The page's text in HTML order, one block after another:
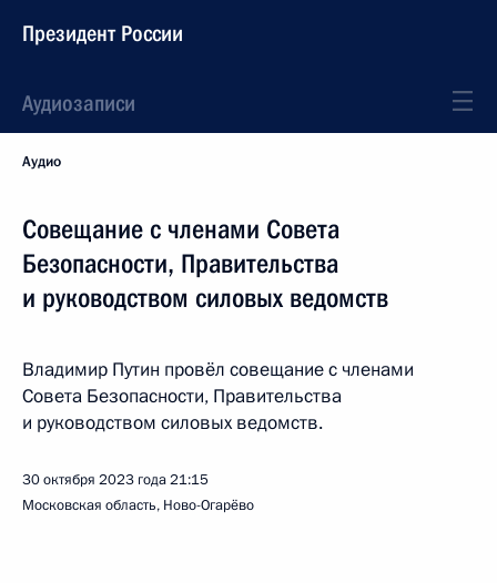
Президент России
Аудиозаписи
Аудио
Совещание с членами Совета
Безопасности, Правительства
и руководством силовых ведомств
Владимир Путин провёл совещание с членами
Совета Безопасности, Правительства
и руководством силовых ведомств.
30 октября 2023 года21:15
Московская область, Ново-Огарёво